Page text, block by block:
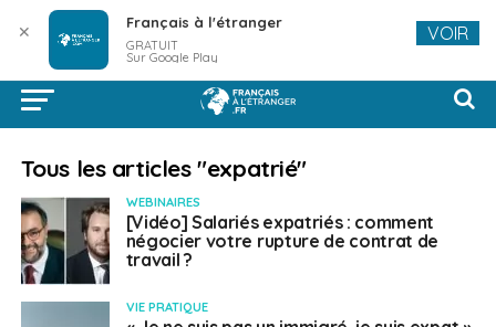
Tous les articles "expatrié"
WEBINAIRES
[Vidéo] Salariés expatriés : comment
négocier votre rupture de contrat de
travail ?
VIE PRATIQUE
✕ Français à l'étranger
GRATUIT
Sur Google Play
VOIR